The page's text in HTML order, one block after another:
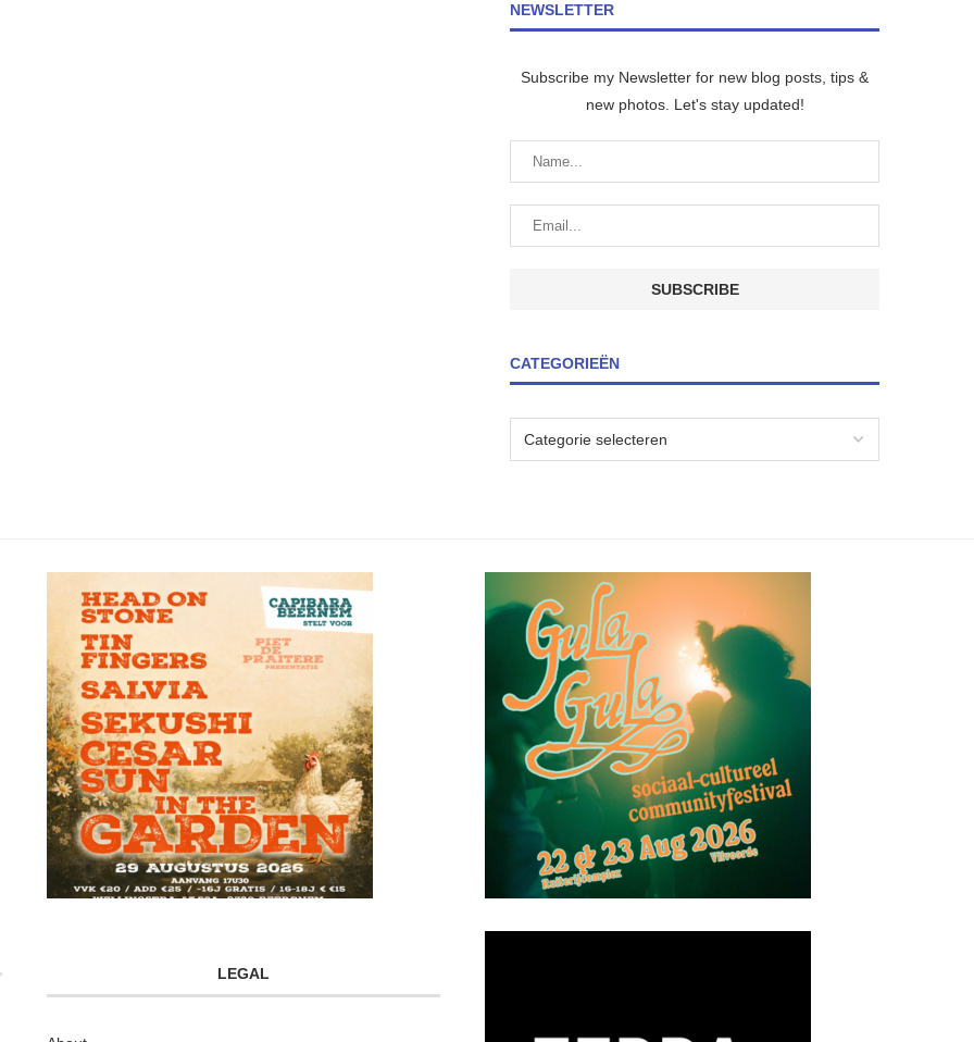
NEWSLETTER
Subscribe my Newsletter for new blog posts, tips &
new photos. Let's stay updated!
CATEGORIEËN
LEGAL